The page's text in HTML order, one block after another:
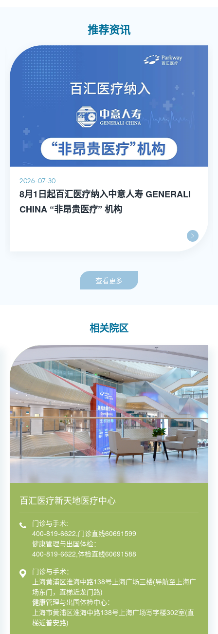
推荐资讯
2026-07-30
8月1日起百汇医疗纳入中意人寿 GENERALI
CHINA “非昂贵医疗” 机构
查看更多
相关院区
百汇医疗新天地医疗中心
门诊与手术:
400-819-6622,门诊直线60691599
健康管理与出国体检：
400-819-6622,体检直线60691588
门诊与手术：
上海黄浦区淮海中路138号上海广场三楼(导航至上海广
场东门，直梯近龙门路)
健康管理与出国体检中心：
上海市黄浦区淮海中路138号上海广场写字楼302室(直
梯近普安路)